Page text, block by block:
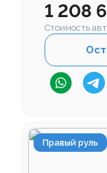
1 208
Стоимость
Правый руль